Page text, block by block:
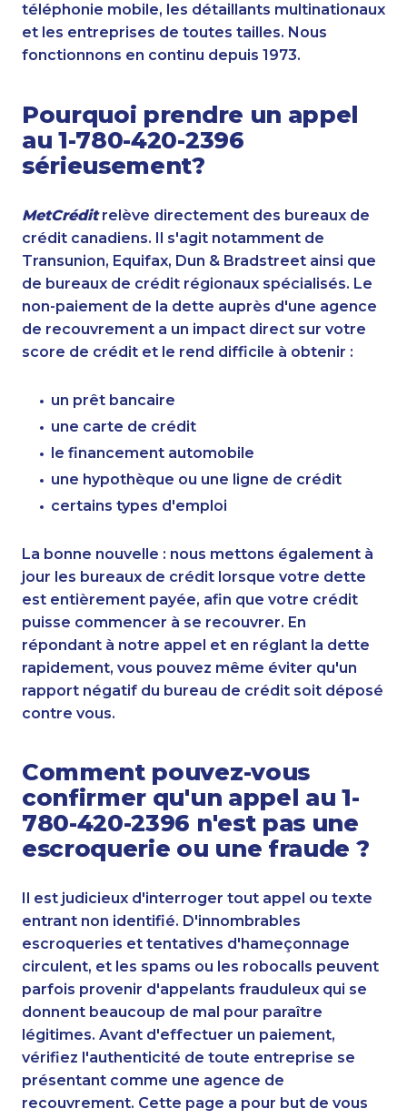
téléphonie mobile, les détaillants multinationaux
et les entreprises de toutes tailles. Nous
fonctionnons en continu depuis 1973.
Pourquoi prendre un appel
au 1-780-420-2396
sérieusement?
MetCréditrelève directement des bureaux de
crédit canadiens. Il s'agit notamment de
Transunion, Equifax, Dun & Bradstreet ainsi que
de bureaux de crédit régionaux spécialisés. Le
non-paiement de la dette auprès d'une agence
de recouvrement a un impact direct sur votre
score de crédit et le rend difficile à obtenir :
un prêt bancaire
une carte de crédit
le financement automobile
une hypothèque ou une ligne de crédit
certains types d'emploi
La bonne nouvelle : nous mettons également à
jour les bureaux de crédit lorsque votre dette
est entièrement payée, afin que votre crédit
puisse commencer à se recouvrer. En
répondant à notre appel et en réglant la dette
rapidement, vous pouvez même éviter qu'un
rapport négatif du bureau de crédit soit déposé
contre vous.
Comment pouvez-vous
confirmer qu'un appel au 1-
780-420-2396 n'est pas une
escroquerie ou une fraude ?
Il est judicieux d'interroger tout appel ou texte
entrant non identifié. D'innombrables
escroqueries et tentatives d'hameçonnage
circulent, et les spams ou les robocalls peuvent
parfois provenir d'appelants frauduleux qui se
donnent beaucoup de mal pour paraître
légitimes. Avant d'effectuer un paiement,
vérifiez l'authenticité de toute entreprise se
présentant comme une agence de
recouvrement. Cette page a pour but de vous